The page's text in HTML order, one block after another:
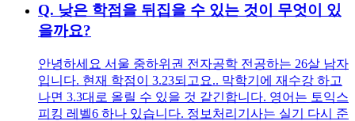
Q. 낮은 학점을 뒤집을 수 있는 것이 무엇이 있
을까요?
안녕하세요 서울 중하위권 전자공학 전공하는 26살 남자
입니다. 현재 학점이 3.23되고요.. 막학기에 재수강 하고
나면 3.3대로 올릴 수 있을 것 같긴합니다. 영어는 토익스
피킹 레벨6 하나 있습니다. 정보처리기사는 실기 다시 준